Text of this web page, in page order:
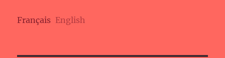
k
Français English